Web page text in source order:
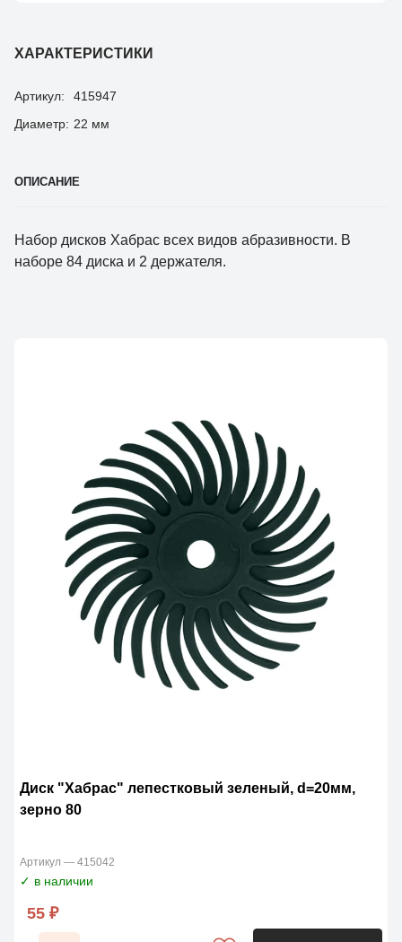
ХАРАКТЕРИСТИКИ
Артикул:
415947
Диаметр: 22 мм
ОПИСАНИЕ
Набор дисков Хабрас всех видов абразивности. В
наборе 84 диска и 2 держателя.
Диск "Хабрас" лепестковый зеленый, d=20мм,
зерно 80
Артикул — 415042
✓ в наличии
55 ₽